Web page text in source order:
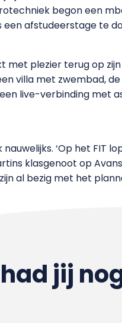
begon een
afstudeerstage te
plezier terug op
villa met zwembad,
live-verbinding met
‘Op het FIT
klasgenoot op
al bezig met het
jij